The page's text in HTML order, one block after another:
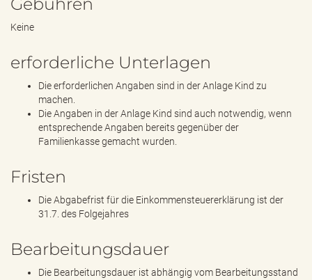
Keine
erforderliche Unterlagen
Die erforderlichen Angaben sind in der Anlage Kind zu
machen.
Die Angaben in der Anlage Kind sind auch notwendig, wenn
entsprechende Angaben bereits gegenüber der
Familienkasse gemacht wurden.
Fristen
Die Abgabefrist für die Einkommensteuererklärung ist der
31.7. des Folgejahres
Bearbeitungsdauer
Die Bearbeitungsdauer ist abhängig vom Bearbeitungsstand